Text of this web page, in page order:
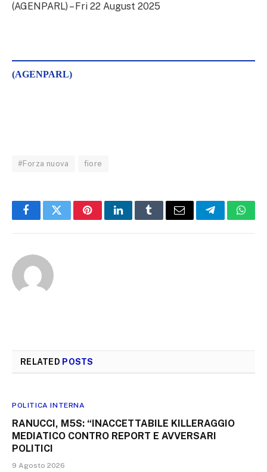
(AGENPARL) – Fri 22 August 2025
(AGENPARL)
#Forza nuova fiore
FacebookTwitterPinterestLinkedInTumblrEmail Telegram
RELATED POSTS
POLITICA INTERNA
RANUCCI, M5S: “INACCETTABILE KILLERAGGIO
MEDIATICO CONTRO REPORT E AVVERSARI
POLITICI
9 Agosto 2026